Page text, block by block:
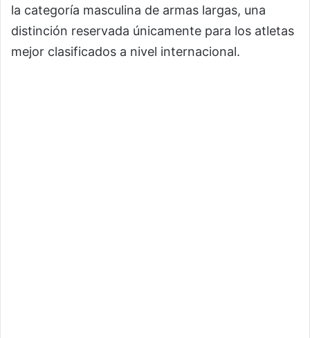
la categoría masculina de armas largas, una
distinción reservada únicamente para los atletas
mejor clasificados a nivel internacional.